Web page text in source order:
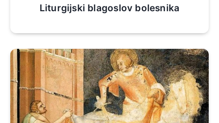
Liturgijski blagoslov bolesnika